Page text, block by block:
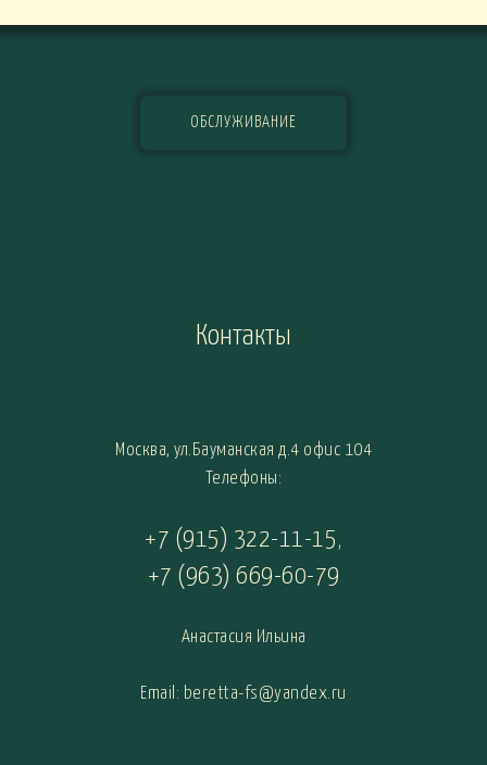
ОБСЛУЖИВАНИЕ
Контакты
Москва, ул.Бауманская д.4 офис 104
Телефоны:
+7 (915) 322-11-15,
+7 (963) 669-60-79
Анастасия Ильина
Email: beretta-fs@yandex.ru